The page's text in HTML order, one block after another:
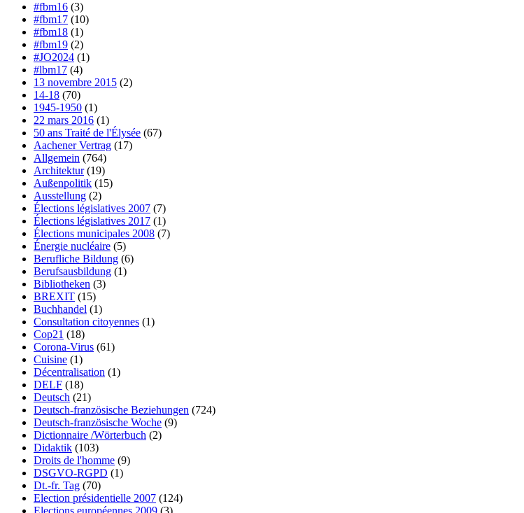
#fbm16 (3)
#fbm17 (10)
#fbm18 (1)
#fbm19 (2)
#JO2024 (1)
#lbm17 (4)
13 novembre 2015 (2)
14-18 (70)
1945-1950 (1)
22 mars 2016 (1)
50 ans Traité de l'Élysée (67)
Aachener Vertrag (17)
Allgemein (764)
Architektur(19)
Außenpolitik (15)
Ausstellung (2)
Élections législatives 2007 (7)
Élections législatives 2017 (1)
Élections municipales 2008 (7)
Énergie nucléaire (5)
Berufliche Bildung (6)
Berufsausbildung (1)
Bibliotheken (3)
BREXIT (15)
Buchhandel (1)
Consultation citoyennes (1)
Cop21 (18)
Corona-Virus (61)
Cuisine (1)
Décentralisation (1)
DELF (18)
Deutsch (21)
Deutsch-französische Beziehungen (724)
Deutsch-französische Woche (9)
Dictionnaire /Wörterbuch (2)
Didaktik (103)
Droits de l'homme (9)
DSGVO-RGPD (1)
Dt.-fr. Tag (70)
Election présidentielle 2007 (124)